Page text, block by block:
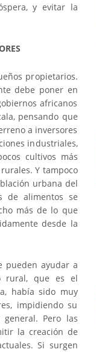
y evitar la
propietarios.
debe poner en
africanos
pensando que
a inversores
industriales,
cultivos más
Y tampoco
urbana del
de alimentos se
más de lo que
desde la
pueden ayudar a
rural, que es el
había sido muy
impidiendo su
Pero las
la creación de
Si surgen